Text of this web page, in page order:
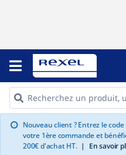
info Nouveau client ? Entrez le
votre 1ère commande et
200€ d'achat HT. | En savoir